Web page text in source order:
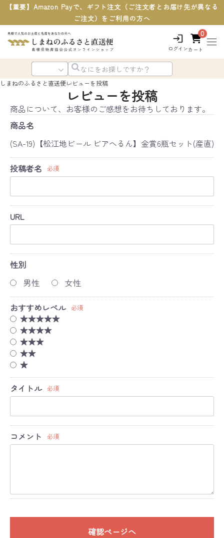
【重要】Amazon Payで、ギフト注文（ご注文者とお届け先が異なる
ご注文）をご利用の方へ
ログイン
0
カート
しまねのふるさと直送便レビューを投稿
レビューを投稿
商品について、お客様のご感想をお待ちしております。
商品名
(SA-19)【松江地ビール ビアへるん】金賞6瓶セット(産直)
投稿者名 必須
URL
性別
男性
女性
おすすめレベル 必須
★★★★★
★★★★
★★★
★★
★
タイトル 必須
コメント 必須
確認ページへ